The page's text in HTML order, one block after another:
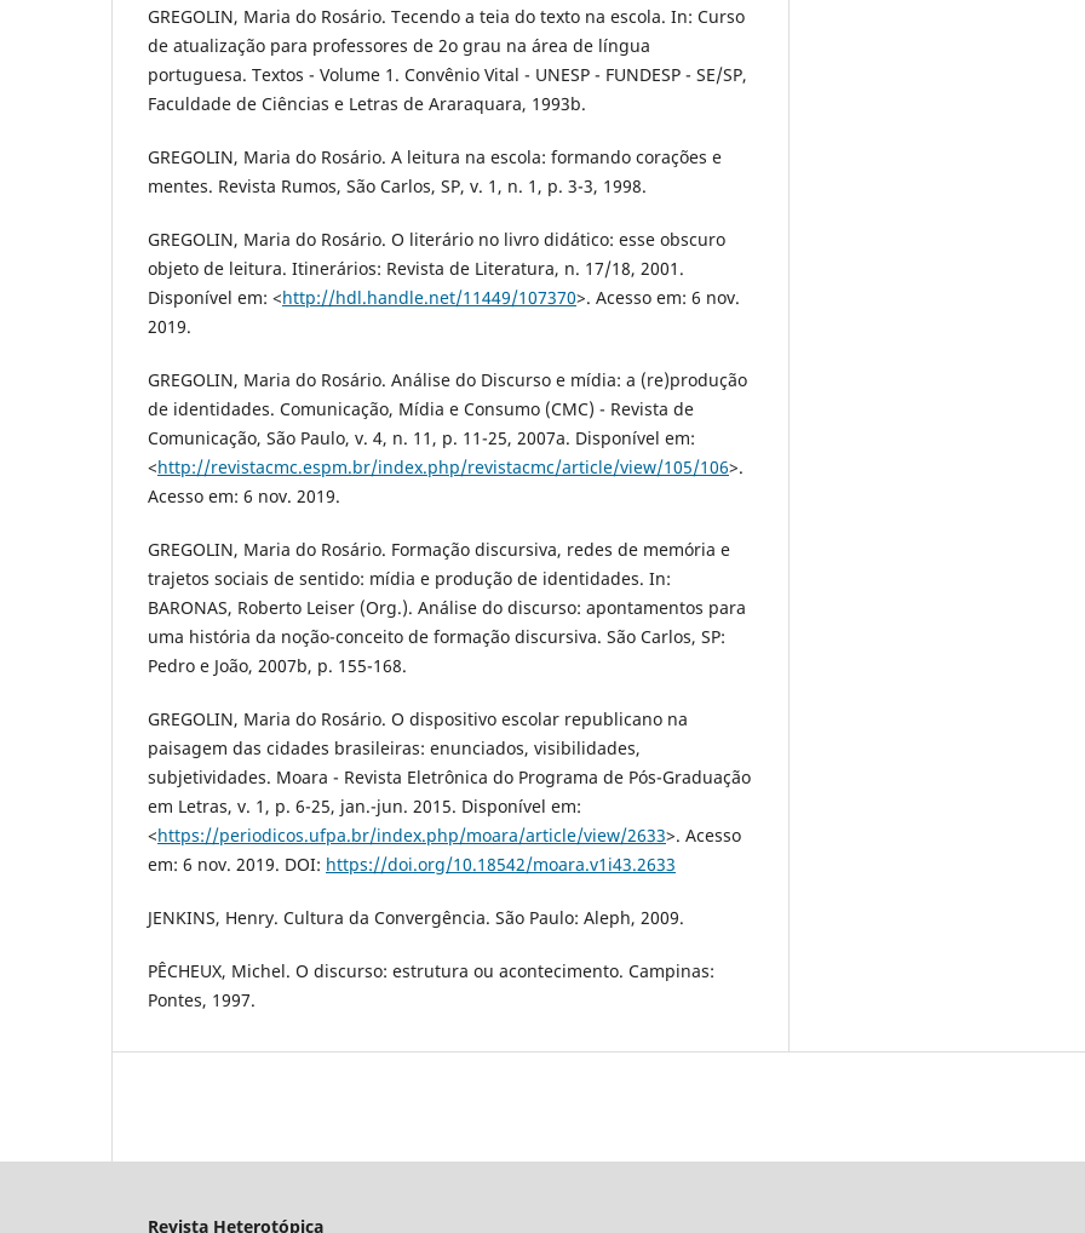
GREGOLIN, Maria do Rosário. Tecendo a teia do texto na escola. In: Curso
de atualização para professores de 2o grau na área de língua
portuguesa. Textos - Volume 1. Convênio Vital - UNESP - FUNDESP - SE/SP,
Faculdade de Ciências e Letras de Araraquara, 1993b.
GREGOLIN, Maria do Rosário. A leitura na escola: formando corações e
mentes. Revista Rumos, São Carlos, SP, v. 1, n. 1, p. 3-3, 1998.
GREGOLIN, Maria do Rosário. O literário no livro didático: esse obscuro
objeto de leitura. Itinerários: Revista de Literatura, n. 17/18, 2001.
Disponível em: <http://hdl.handle.net/11449/107370>. Acesso em: 6 nov.
2019.
GREGOLIN, Maria do Rosário. Análise do Discurso e mídia: a (re)produção
de identidades. Comunicação, Mídia e Consumo (CMC) - Revista de
Comunicação, São Paulo, v. 4, n. 11, p. 11-25, 2007a. Disponível em:
<http://revistacmc.espm.br/index.php/revistacmc/article/view/105/106>.
Acesso em: 6 nov. 2019.
GREGOLIN, Maria do Rosário. Formação discursiva, redes de memória e
trajetos sociais de sentido: mídia e produção de identidades. In:
BARONAS, Roberto Leiser (Org.). Análise do discurso: apontamentos para
uma história da noção-conceito de formação discursiva. São Carlos, SP:
Pedro e João, 2007b, p. 155-168.
GREGOLIN, Maria do Rosário. O dispositivo escolar republicano na
paisagem das cidades brasileiras: enunciados, visibilidades,
subjetividades. Moara - Revista Eletrônica do Programa de Pós-Graduação
em Letras, v. 1, p. 6-25, jan.-jun. 2015. Disponível em:
<https://periodicos.ufpa.br/index.php/moara/article/view/2633>. Acesso
em: 6 nov. 2019. DOI: https://doi.org/10.18542/moara.v1i43.2633
JENKINS, Henry. Cultura da Convergência. São Paulo: Aleph, 2009.
PÊCHEUX, Michel. O discurso: estrutura ou acontecimento. Campinas:
Pontes, 1997.
Revista Heterotópica